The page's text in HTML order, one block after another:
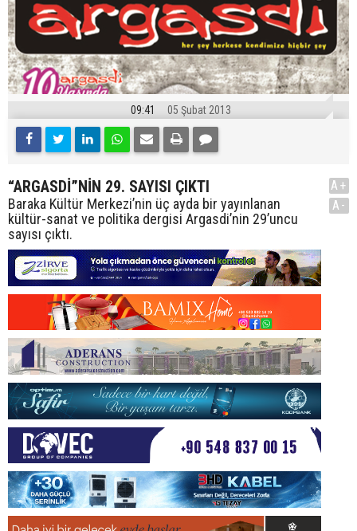
09:41 05 Şubat 2013
“ARGASDİ”NİN 29. SAYISI ÇIKTI
Baraka Kültür Merkezi’nin üç ayda bir yayınlanan
kültür-sanat ve politika dergisi Argasdi’nin 29’uncu
sayısı çıktı.
A+
A-